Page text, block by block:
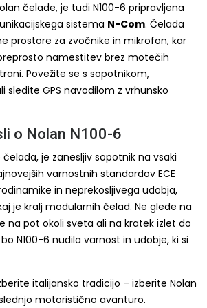
čelade, je tudi N100-6 pripravljena
sistema N-Com. Čelada
prostore za zvočnike in mikrofon, kar
namestitev brez motečih
Povežite se s sopotnikom,
sledite GPS navodilom z vrhunsko
o Nolan N100-6
čelada, je zanesljiv sopotnik na vsaki
varnostnih standardov ECE
in neprekosljivega udobja,
je kralj modularnih čelad. Ne glede na
na pot okoli sveta ali na kratek izlet do
N100-6 nudila varnost in udobje, ki si
italijansko tradicijo – izberite Nolan
motoristično avanturo.